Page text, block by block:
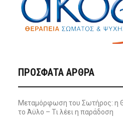
ΠΡΌΣΦΑΤΑ ΆΡΘΡΑ
Μεταμόρφωση του Σωτήρος: η
το Άϋλο – Τι λέει η παράδοση